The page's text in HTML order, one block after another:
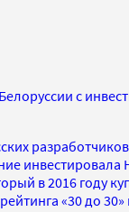
с
инвестировала
в 2016 году
«30 до